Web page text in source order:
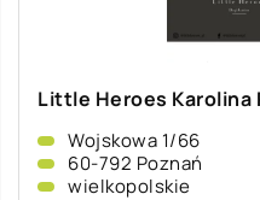
Little Heroes Karolina
Wojskowa 1/66
60-792 Poznań
wielkopolskie